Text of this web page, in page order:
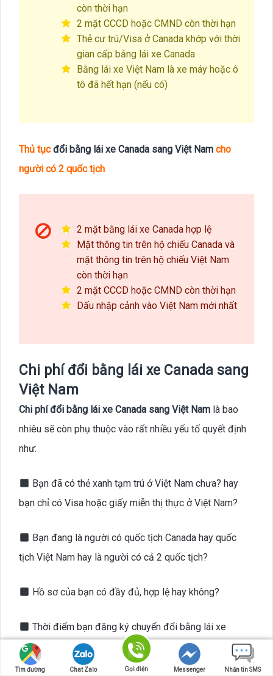
còn thời hạn
2 mặt CCCD hoặc CMND còn thời hạn
Thẻ cư trú/Visa ở Canada khớp với thời
gian cấp bằng lái xe Canada
Bằng lái xe Việt Nam là xe máy hoặc ô
tô đã hết hạn (nếu có)
Thủ tụcđổi bằng lái xe Canada sang Việt Nam cho
người có 2 quốc tịch
2 mặt bằng lái xe Canada hợp lệ
Mặt thông tin trên hộ chiếu Canada và
mặt thông tin trên hộ chiếu Việt Nam
còn thời hạn
2 mặt CCCD hoặc CMND còn thời hạn
Dấu nhập cảnh vào Việt Nam mới nhất
Chi phí đổi bằng lái xe Canada sang
Việt Nam
Chi phí đổi bằng lái xe Canada sang Việt Nam là bao
nhiêu sẽ còn phụ thuộc vào rất nhiều yếu tố quyết định
như:
Bạn đã có thẻ xanh tạm trú ở Việt Nam chưa? hay
bạn chỉ có Visa hoặc giấy miễn thị thực ở Việt Nam?
Bạn đang là người có quốc tịch Canada hay quốc
tịch Việt Nam hay là người có cả 2 quốc tịch?
Hồ sơ của bạn có đầy đủ, hợp lệ hay không?
Thời điểm bạn đăng ký chuyển đổi bằng lái xe
Canada sang Việt Nam là khi nào?
Tìm đường Chat Zalo Gọi điện Messenger Nhắn tin SMS